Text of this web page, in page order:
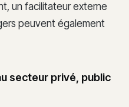
un facilitateur externe
peuvent également
secteur privé, public